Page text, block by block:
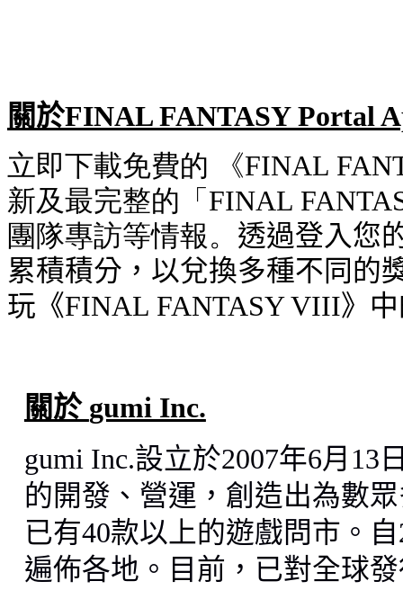
關於FINAL FANTASY Portal
立即下載免費的 《FINAL
新及最完整的「 FINAL
團隊專訪等情報。 透過登入您
累積積分，以兌換多種不同的
玩《FINAL FANTASY VIII》
關於 gumi Inc.
gumi Inc.設立於2007年6月 13
的開發、營運，創造出為數
已有40款以上的遊戲問市。自
遍佈各地。目前，已對全球